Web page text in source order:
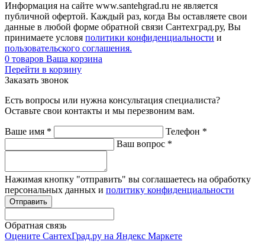
Информация на сайте www.santehgrad.ru не является
публичной офертой. Каждый раз, когда Вы оставляете свои
данные в любой форме обратной связи Сантехград.ру, Вы
принимаете условя политики конфиденциальности и
пользовательского соглашения.
0 товаров Ваша корзина
Перейти в корзину
Заказать звонок
Есть вопросы или нужна консультация специалиста?
Оставьте свои контакты и мы перезвоним вам.
Ваше имя * Телефон *
Ваш вопрос *
Нажимая кнопку "отправить" вы соглашаетесь на обработку
персональных данных и политику конфиденциальности
Обратная связь
Оцените СантехГрад.ру на Яндекс Маркете